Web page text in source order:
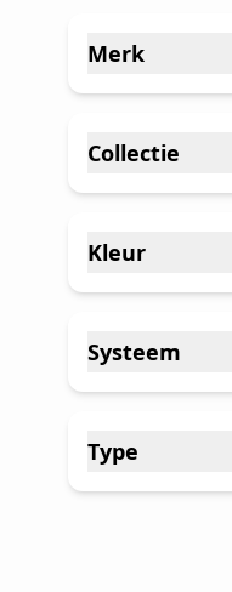
Merk
filter
Collectie
filter
Kleur
filter
Systeem
filter
Type
filter